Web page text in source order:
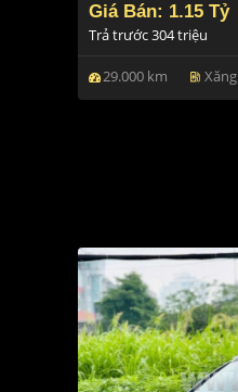
Giá Bán: 1.15 Tỷ
Trả trước 304 triệu
29.000 km ev_station Xăng